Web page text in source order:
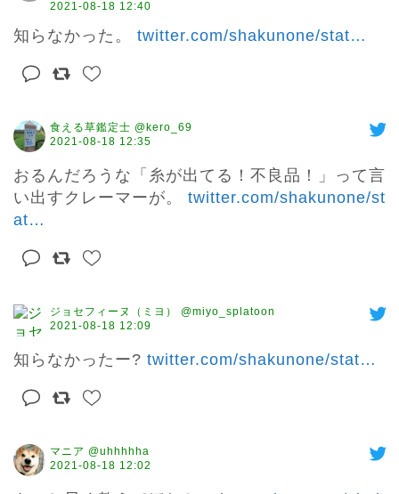
2021-08-18 12:40
知らなかった。 twitter.com/shakunone/stat…
食える草鑑定士 @kero_69
2021-08-18 12:35
おるんだろうな「糸が出てる！不良品！」って言
い出すクレーマーが。 twitter.com/shakunone/st
at…
ジョセフィーヌ（ミヨ） @miyo_splatoon
2021-08-18 12:09
知らなかったー? twitter.com/shakunone/stat…
マニア @uhhhhha
2021-08-18 12:02